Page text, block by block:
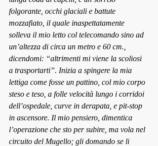
folgorante, occhi glaciali e battute
mozzafiato, il quale inaspettatamente
solleva il mio letto col telecomando sino ad
un’altezza di circa un metro e 60 cm.,
dicendomi: “altrimenti mi viene la scoliosi
a trasportarti”. Inizia a spingere la mia
lettiga come fosse un pattino, col mio corpo
steso e teso, a folle velocità lungo i corridoi
dell’ospedale, curve in derapata, e pit-stop
in ascensore. Il mio pensiero, dimentica
l’operazione che sto per subire, ma vola nel
circuito del Mugello; gli domando se li